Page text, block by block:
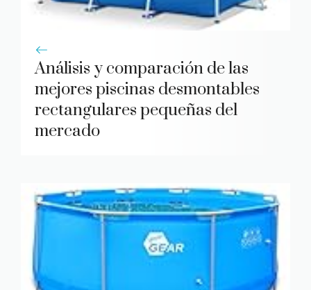
Análisis y comparación de las
mejores piscinas desmontables
rectangulares pequeñas del
mercado